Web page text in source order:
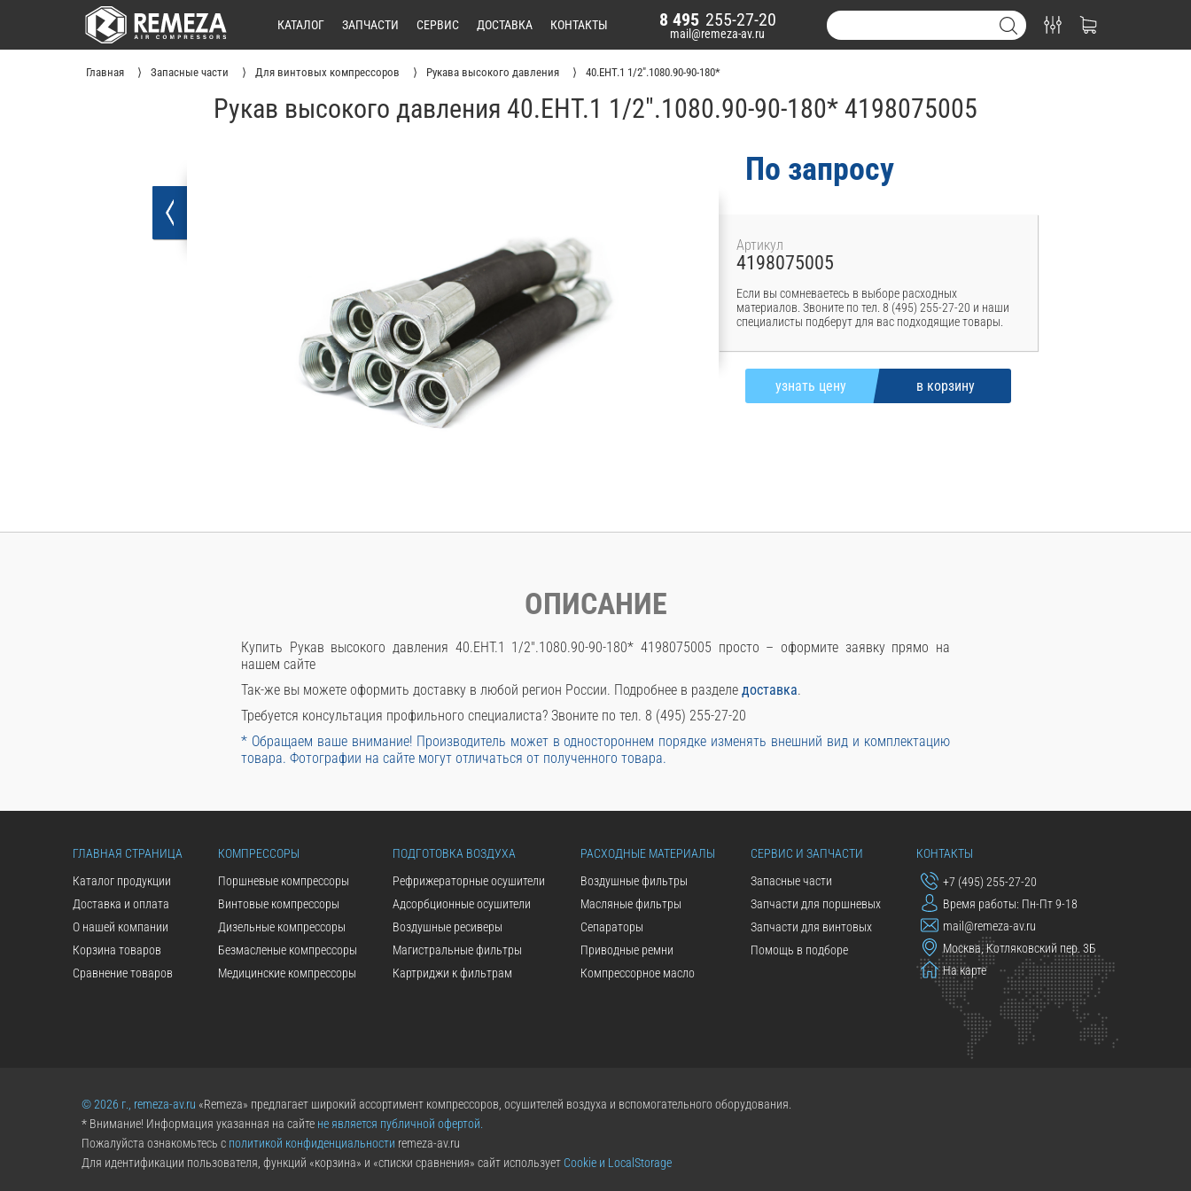
КАТАЛОГ ЗАПЧАСТИ СЕРВИС ДОСТАВКА КОНТАКТЫ 8 495 255-27-20
mail@remeza-av.ru
Главная Запасные части Для винтовых компрессоров Рукава высокого давления 40.EHT.1 1/2".1080.90-90-180*
Рукав высокого давления 40.EHT.1 1/2".1080.90-90-180* 4198075005
По запросу
Артикул
4198075005
Если вы сомневаетесь в выборе расходных
материалов. Звоните по тел. 8 (495) 255-27-20 и наши
специалисты подберут для вас подходящие товары.
ОПИСАНИЕ
Купить Рукав высокого давления 40.EHT.1 1/2".1080.90-90-180* 4198075005 просто – оформите заявку прямо на
нашем сайте
Так-же вы можете оформить доставку в любой регион России. Подробнее в разделе доставка.
Требуется консультация профильного специалиста? Звоните по тел. 8 (495) 255-27-20
* Обращаем ваше внимание! Производитель может в одностороннем порядке изменять внешний вид и комплектацию
товара. Фотографии на сайте могут отличаться от полученного товара.
ГЛАВНАЯ СТРАНИЦА
Каталог продукции
Доставка и оплата
О нашей компании
Корзина товаров
Сравнение товаров
КОМПРЕССОРЫ
Поршневые компрессоры
Винтовые компрессоры
Дизельные компрессоры
Безмасленые компрессоры
Медицинские компрессоры
ПОДГОТОВКА ВОЗДУХА
Рефрижераторные осушители
Адсорбционные осушители
Воздушные ресиверы
Магистральные фильтры
Картриджи к фильтрам
РАСХОДНЫЕ МАТЕРИАЛЫ
Воздушные фильтры
Масляные фильтры
Сепараторы
Приводные ремни
Компрессорное масло
СЕРВИС И ЗАПЧАСТИ
Запасные части
Запчасти для поршневых
Запчасти для винтовых
Помощь в подборе
КОНТАКТЫ
+7 (495) 255-27-20
Время работы: Пн-Пт 9-18
mail@remeza-av.ru
Москва, Котляковский пер. 3Б
На карте
© 2026 г., remeza-av.ru «Remeza» предлагает широкий ассортимент компрессоров, осушителей воздуха и вспомогательного оборудования.
* Внимание! Информация указанная на сайте не является публичной офертой.
Пожалуйста ознакомьтесь с политикой конфиденциальности remeza-av.ru
Для идентификации пользователя, функций «корзина» и «списки сравнения» сайт использует Cookie и LocalStorage